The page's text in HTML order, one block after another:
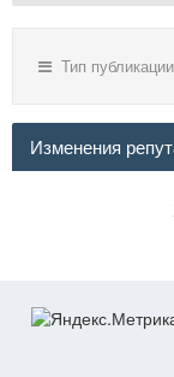
Тип публикации
Изменения